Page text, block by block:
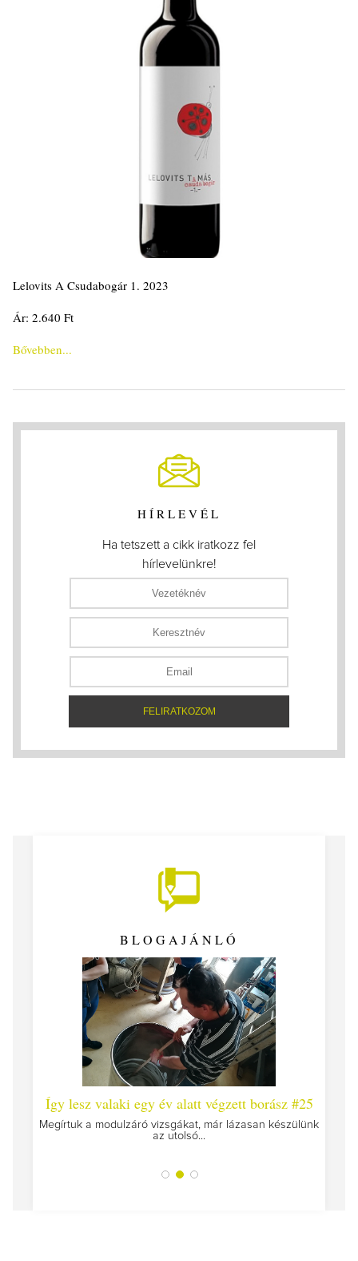
Lelovits A Csudabogár 1. 2023
Ár: 2.640 Ft
Bővebben...
HÍRLEVÉL
Ha tetszett a cikk iratkozz fel
hírlevelünkre!
BLOGAJÁNLÓ
Így lesz valaki egy év alatt végzett borász #25
Megírtuk a modulzáró vizsgákat, már lázasan készülünk
az utolsó...